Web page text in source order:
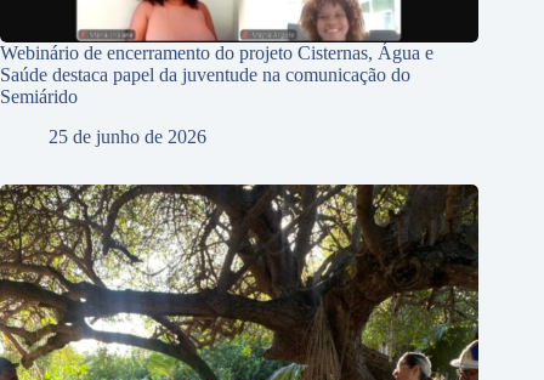
Webinário de encerramento do projeto Cisternas, Água e
Saúde destaca papel da juventude na comunicação do
Semiárido
25 de junho de 2026